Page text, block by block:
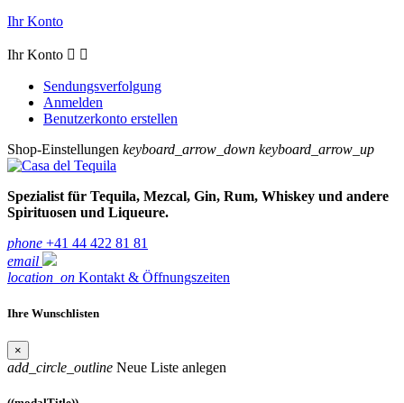
Ihr Konto
Ihr Konto  
Sendungsverfolgung
Anmelden
Benutzerkonto erstellen
Shop-Einstellungen keyboard_arrow_down keyboard_arrow_up
Spezialist für Tequila, Mezcal, Gin, Rum, Whiskey und andere
Spirituosen und Liqueure.
phone +41 44 422 81 81
email
location_on Kontakt & Öffnungszeiten
Ihre Wunschlisten
×
add_circle_outline Neue Liste anlegen